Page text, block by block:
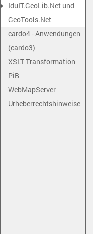
IduIT.GeoLib.Net und
GeoTools.Net
cardo4 - Anwendungen
(cardo3)
XSLT Transformation
PiB
WebMapServer
Urheberrechtshinweise